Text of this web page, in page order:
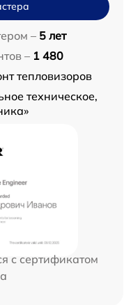
– 5 лет
– 1 480
тепловизоров
техническое,
с сертификатом